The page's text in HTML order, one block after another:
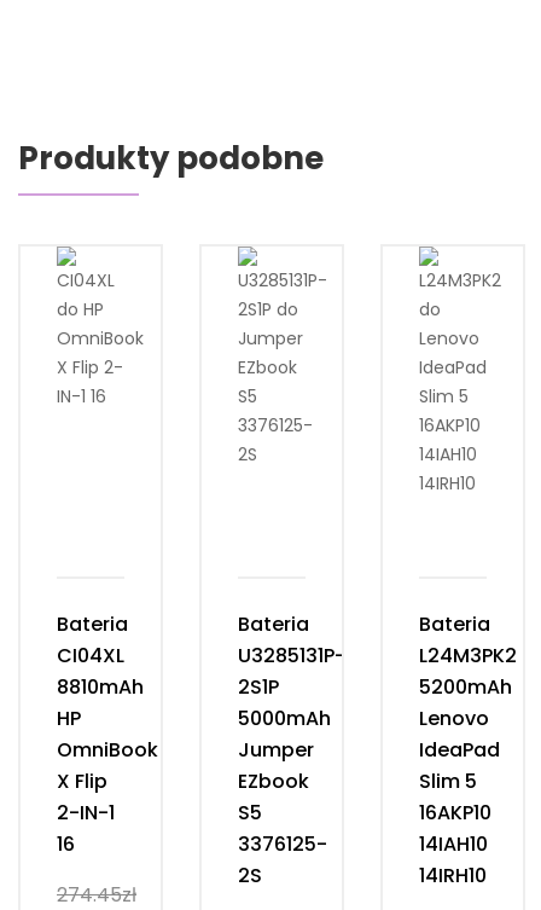
Produkty podobne
Bateria
CI04XL
8810mAh
HP
OmniBook
X Flip
2-IN-1
16
274.45zł
Bateria
U3285131P-
2S1P
5000mAh
Jumper
EZbook
S5
3376125-
2S
Bateria
L24M3PK2
5200mAh
Lenovo
IdeaPad
Slim 5
16AKP10
14IAH10
14IRH10